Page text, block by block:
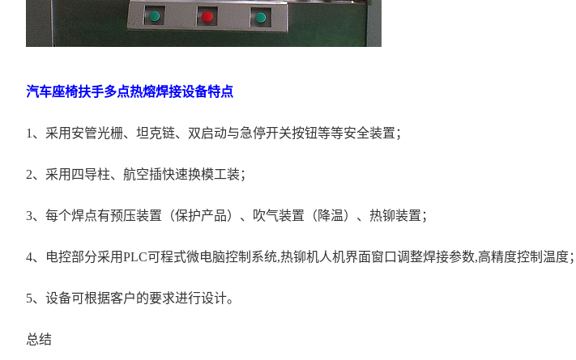
汽车座椅扶手多点热熔焊接设备特点
1、采用安管光栅、坦克链、双启动与急停开关按钮等等安全装置；
2、采用四导柱、航空插快速换模工装；
3、每个焊点有预压装置（保护产品）、吹气装置（降温）、热铆装置；
4、电控部分采用PLC可程式微电脑控制系统,热铆机人机界面窗口调整焊接参数,高精度控制温度；
5、设备可根据客户的要求进行设计。
总结